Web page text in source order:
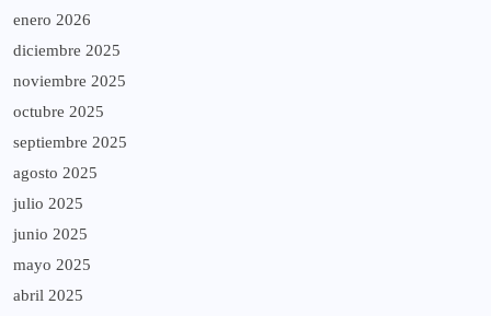
enero 2026
diciembre 2025
noviembre 2025
octubre 2025
septiembre 2025
agosto 2025
julio 2025
junio 2025
mayo 2025
abril 2025